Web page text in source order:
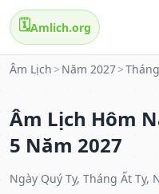
🗓️Amlich.org
Âm Lịch > Năm 2027>
Âm Lịch Hôm
5 Năm 2027
Ngày Quý Tỵ, Tháng Ất Tỵ,